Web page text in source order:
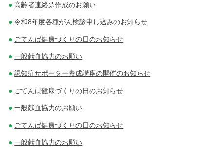
高齢者連絡票作成のお願い
令和8年度各種がん検診申し込みのお知らせ
ごてんば健康づくりの日のお知らせ
一般献血協力のお願い
認知症サポーター養成講座の開催のお知らせ
ごてんば健康づくりの日のお知らせ
一般献血協力のお願い
ごてんば健康づくりの日のお知らせ
一般献血協力のお願い